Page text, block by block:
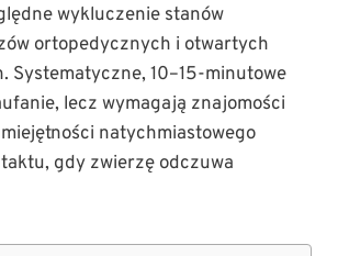
wykluczenie stanów
ortopedycznych i otwartych
Systematyczne, 10–15-minutowe
lecz wymagają znajomości
natychmiastowego
gdy zwierzę odczuwa